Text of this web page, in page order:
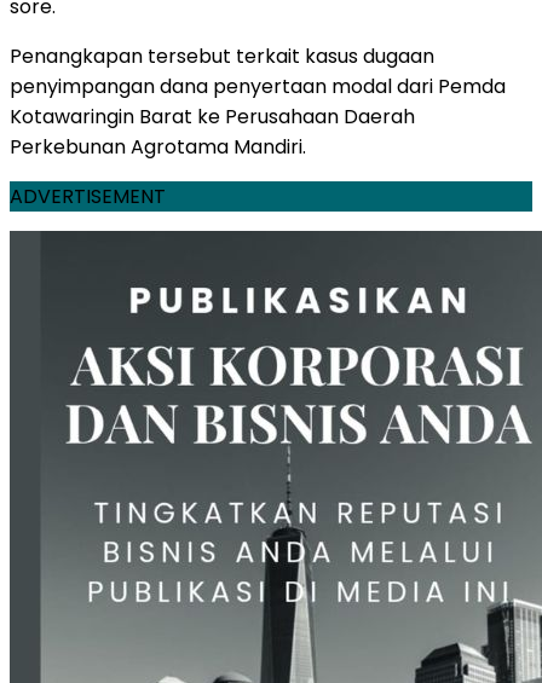
sore.
Penangkapan tersebut terkait kasus dugaan
penyimpangan dana penyertaan modal dari Pemda
Kotawaringin Barat ke Perusahaan Daerah
Perkebunan Agrotama Mandiri.
ADVERTISEMENT